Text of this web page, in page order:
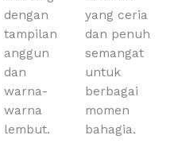
dengan
tampilan
anggun
dan
warna-
warna
lembut.
yang ceria
dan penuh
semangat
untuk
berbagai
momen
bahagia.